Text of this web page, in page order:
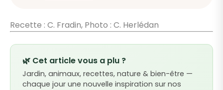
Recette : C. Fradin, Photo : C. Herlédan
🌿 Cet article vous a plu ?
Jardin, animaux, recettes, nature & bien-être —
chaque jour une nouvelle inspiration sur nos